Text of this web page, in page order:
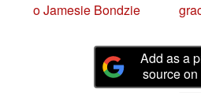
o Jamesie Bondzie
Add as a
source